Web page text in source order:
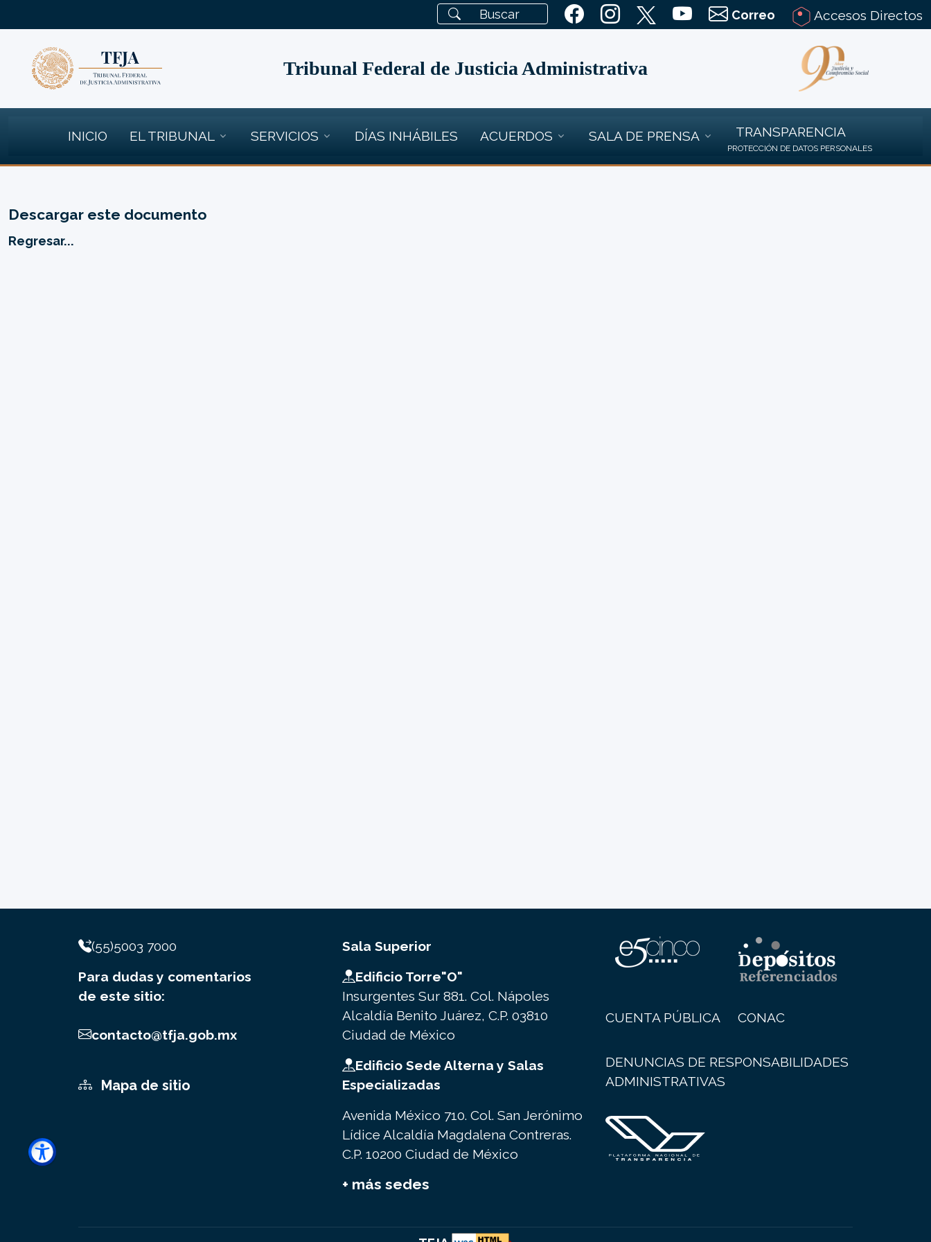
Correo Accesos Directos
Tribunal Federal de Justicia Administrativa
INICIO EL TRIBUNAL SERVICIOS DÍAS INHÁBILES ACUERDOS SALA DE PRENSA TRANSPARENCIA
PROTECCIÓN DE DATOS PERSONALES
Descargar este documento
Regresar...
(55)5003 7000
Para dudas y comentarios
de este sitio:
contacto@tfja.gob.mx
Mapa de sitio
Sala Superior
Edificio Torre"O"
Insurgentes Sur 881. Col. Nápoles
Alcaldía Benito Juárez, C.P. 03810
Ciudad de México
Edificio Sede Alterna y Salas
Especializadas
Avenida México 710. Col. San Jerónimo
Lídice Alcaldía Magdalena Contreras.
C.P. 10200 Ciudad de México
+ más sedes
CUENTA PÚBLICA CONAC
DENUNCIAS DE RESPONSABILIDADES
ADMINISTRATIVAS